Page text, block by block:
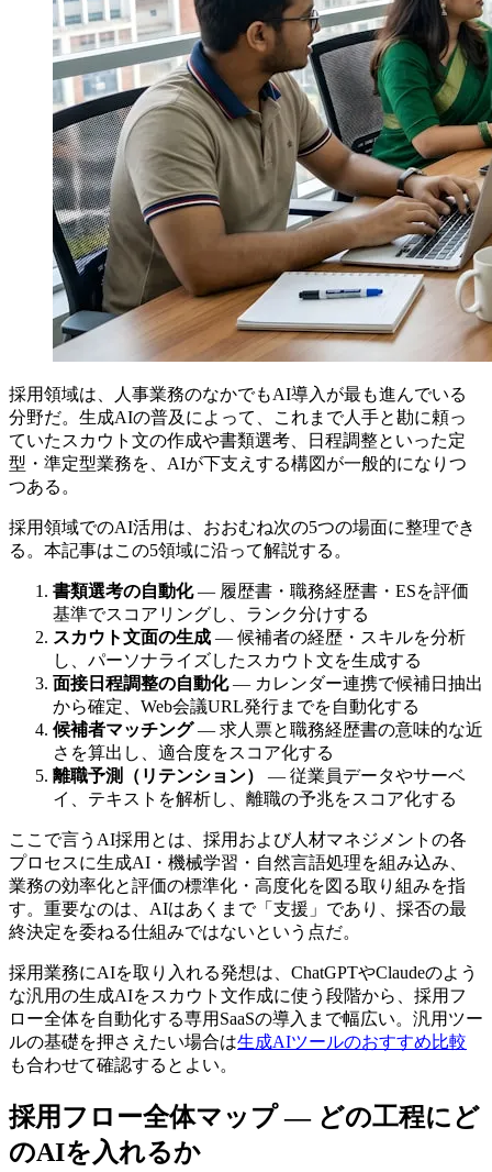
採用領域は、人事業務のなかでもAI導入が最も進んでいる
分野だ。生成AIの普及によって、これまで人手と勘に頼っ
ていたスカウト文の作成や書類選考、日程調整といった定
型・準定型業務を、AIが下支えする構図が一般的になりつ
つある。
採用領域でのAI活用は、おおむね次の5つの場面に整理でき
る。本記事はこの5領域に沿って解説する。
書類選考の自動化— 履歴書・職務経歴書・ESを評価
基準でスコアリングし、ランク分けする
スカウト文面の生成 — 候補者の経歴・スキルを分析
し、パーソナライズしたスカウト文を生成する
面接日程調整の自動化— カレンダー連携で候補日抽出
から確定、Web会議URL発行までを自動化する
候補者マッチング— 求人票と職務経歴書の意味的な近
さを算出し、適合度をスコア化する
離職予測（リテンション）
— 従業員データやサーベ
イ、テキストを解析し、離職の予兆をスコア化する
ここで言うAI採用とは、採用および人材マネジメントの各
プロセスに生成AI・機械学習・自然言語処理を組み込み、
業務の効率化と評価の標準化・高度化を図る取り組みを指
す。重要なのは、AIはあくまで「支援」であり、採否の最
終決定を委ねる仕組みではないという点だ。
採用業務にAIを取り入れる発想は、ChatGPTやClaudeのよう
な汎用の生成AIをスカウト文作成に使う段階から、採用フ
ロー全体を自動化する専用SaaSの導入まで幅広い。汎用ツー
ルの基礎を押さえたい場合は生成AIツールのおすすめ比較
も合わせて確認するとよい。
採用フロー全体マップ — どの工程にど
のAIを入れるか